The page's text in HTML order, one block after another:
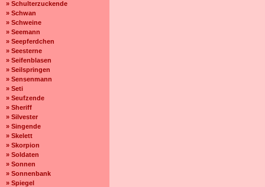
» Schulterzuckende
» Schwan
» Schweine
» Seemann
» Seepferdchen
» Seesterne
» Seifenblasen
» Seilspringen
» Sensenmann
» Seti
» Seufzende
» Sheriff
» Silvester
» Singende
» Skelett
» Skorpion
» Soldaten
» Sonnen
» Sonnenbank
» Spiegel